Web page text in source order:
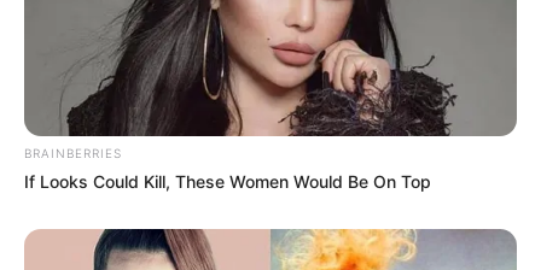
BRAINBERRIES
If Looks Could Kill, These Women Would Be On Top